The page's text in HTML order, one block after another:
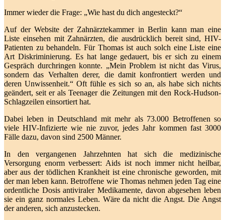
Immer wieder die Frage: „Wie hast du dich angesteckt?“
Auf der Website der Zahnärztekammer in Berlin kann man eine
Liste einsehen mit Zahnärzten, die ausdrücklich bereit sind, HIV-
Patienten zu behandeln. Für Thomas ist auch solch eine Liste eine
Art Diskriminierung. Es hat lange gedauert, bis er sich zu einem
Gespräch durchringen konnte. „Mein Problem ist nicht das Virus,
sondern das Verhalten derer, die damit konfrontiert werden und
deren Unwissenheit.“ Oft fühle es sich so an, als habe sich nichts
geändert, seit er als Teenager die Zeitungen mit den Rock-Hudson-
Schlagzeilen einsortiert hat.
Dabei leben in Deutschland mit mehr als 73.000 Betroffenen so
viele HIV-Infizierte wie nie zuvor, jedes Jahr kommen fast 3000
Fälle dazu, davon sind 2500 Männer.
In den vergangenen Jahrzehnten hat sich die medizinische
Versorgung enorm verbessert: Aids ist noch immer nicht heilbar,
aber aus der tödlichen Krankheit ist eine chronische geworden, mit
der man leben kann. Betroffene wie Thomas nehmen jeden Tag eine
ordentliche Dosis antiviraler Medikamente, davon abgesehen leben
sie ein ganz normales Leben. Wäre da nicht die Angst. Die Angst
der anderen, sich anzustecken.